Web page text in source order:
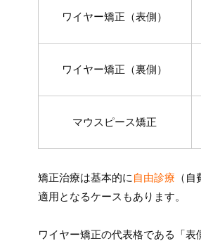
ワイヤー矯正（表側）
ワイヤー矯正（裏側）
マウスピース矯正
矯正治療は基本的に 自由診療 （
適用となるケースもあります。
ワイヤー矯正の代表格である「